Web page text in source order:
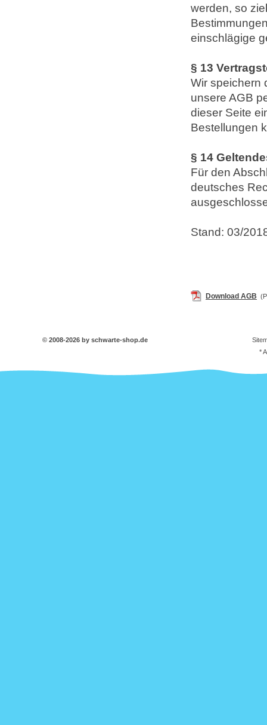
werden, so
einschlägige
§ 13
Wir speichern
unsere AGB
dieser Seite
Bestellungen
§ 14
Für den
deutsches
Stand: 03/
Download AGB
© 2008-2026 by schwarte-shop.de
*